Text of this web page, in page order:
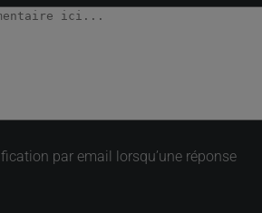
par email lorsqu’une réponse